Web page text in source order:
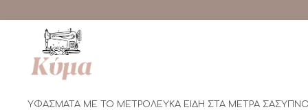
ΥΦΑΣΜΑΤΑ ΜΕ ΤΟ ΜΕΤΡΟΛΕΥΚΑ ΕΙΔΗ ΣΤΑ ΜΕΤΡΑ ΣΑΣ